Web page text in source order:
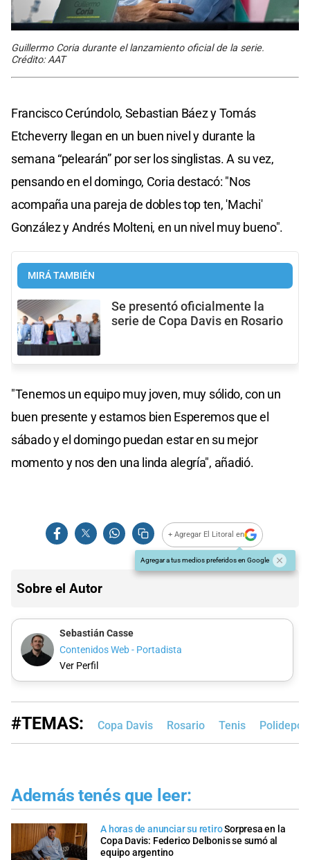
Guillermo Coria durante el lanzamiento oficial de la serie.
Crédito: AAT
Francisco Cerúndolo, Sebastian Báez y Tomás
Etcheverry llegan en un buen nivel y durante la
semana “pelearán” por ser los singlistas. A su vez,
pensando en el domingo, Coria destacó: "Nos
acompaña una pareja de dobles top ten, 'Machi'
González y Andrés Molteni, en un nivel muy bueno".
MIRÁ TAMBIÉN
Se presentó oficialmente la
serie de Copa Davis en Rosario
"Tenemos un equipo muy joven, muy sólido, con un
buen presente y estamos bien Esperemos que el
sábado y el domingo puedan estar en su mejor
momento y nos den una linda alegría", añadió.
+ Agregar El Litoral en
Agregar a tus medios preferidos en Google
Sobre el Autor
Sebastián Casse
Contenidos Web - Portadista
Ver Perfil
#TEMAS: Copa Davis Rosario Tenis
Además tenés que leer:
A horas de anunciar su retiroSorpresa en la
Copa Davis: Federico Delbonis se sumó al
equipo argentino